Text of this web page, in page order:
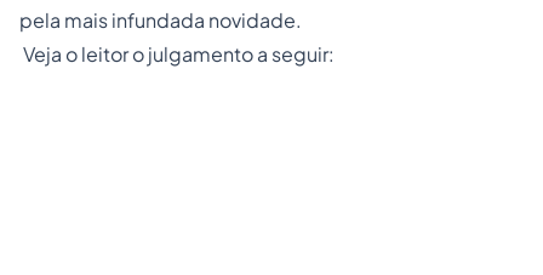
pela mais infundada novidade.
Veja o leitor o julgamento a seguir: